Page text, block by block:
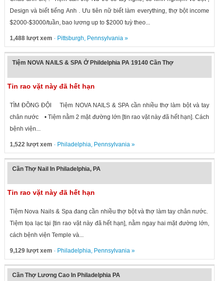
Design và biết tiếng Anh . Ưu tiên nữ biết làm everything, thợ bột income
$2000-$3000/tuần, bao lương up to $2000 tuỳ theo...
1,488 lượt xem · Pittsburgh, Pennsylvania»
Tiệm NOVA NAILS & SPA Ở Phildelphia PA 19140 Cần Thợ
Tin rao vặt này đã hết hạn
TÌM ĐỒNG ĐỘI Tiệm NOVA NAILS & SPA cần nhiều thợ làm bột và tay
chân nước • Tiệm nằm 2 mặt đường lớn [tin rao vặt này đã hết hạn]. Cách
bệnh viện...
1,522 lượt xem · Philadelphia, Pennsylvania»
Cần Thợ Nail In Philadelphia, PA
Tin rao vặt này đã hết hạn
Tiệm Nova Nails & Spa đang cần nhiều thợ bột và thợ làm tay chân nước.
Tiệm tọa lạc tại [tin rao vặt này đã hết hạn], nằm ngay hai mặt đường lớn,
cách bệnh viện Temple và...
9,129 lượt xem · Philadelphia, Pennsylvania»
Cần Thợ Lương Cao In Philadelphia PA